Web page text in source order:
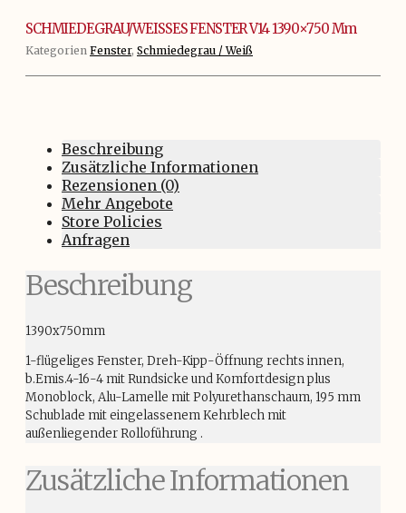
SCHMIEDEGRAU/WEISSES FENSTER V14 1390×750 Mm
Kategorien Fenster, Schmiedegrau / Weiß
Beschreibung
Zusätzliche Informationen
Rezensionen (0)
Mehr Angebote
Store Policies
Anfragen
Beschreibung
1390x750mm
1-flügeliges Fenster, Dreh-Kipp-Öffnung rechts innen,
b.Emis.4-16-4 mit Rundsicke und Komfortdesign plus
Monoblock, Alu-Lamelle mit Polyurethanschaum, 195 mm
Schublade mit eingelassenem Kehrblech mit
außenliegender Rolloführung .
Zusätzliche Informationen